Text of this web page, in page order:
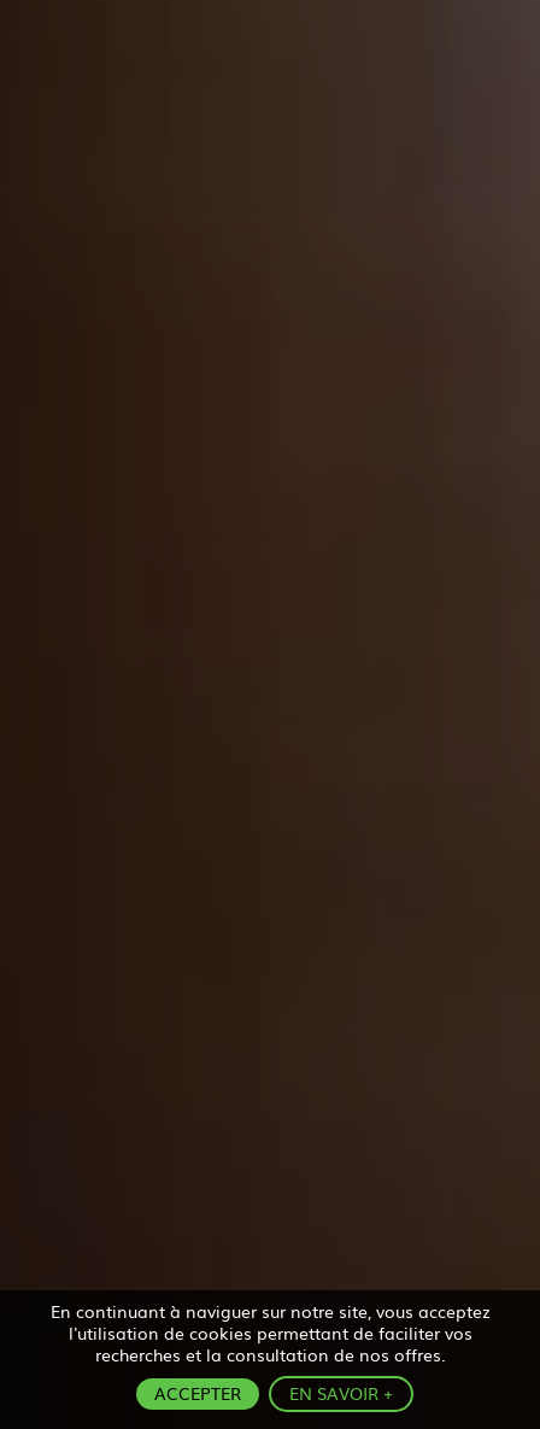
En continuant à naviguer sur notre site, vous acceptez
l'utilisation de cookies permettant de faciliter vos
recherches et la consultation de nos offres.
ACCEPTER
EN SAVOIR +